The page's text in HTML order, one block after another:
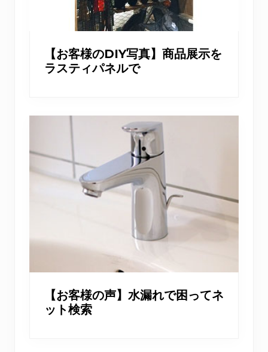
【お客様のDIY写真】商品展示を
ラスティパネルで
【お客様の声】水漏れで困ってネ
ット検索